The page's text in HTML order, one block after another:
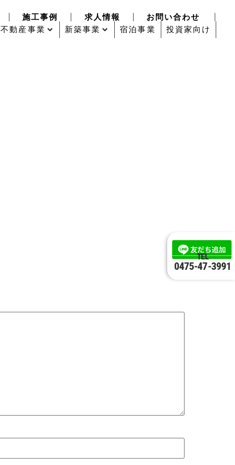
施工事例 求人情報
お問い合わせ
不動産事業 新築事業 宿泊事業 投資家向け
TEL
0475-47-3991